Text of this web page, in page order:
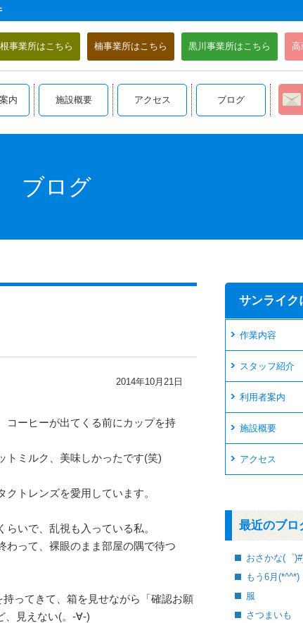
高
黒川事業所はこちら
楠事業所はこちら
事業所はこちら
内 施設概要 アクセス ブログ
ブログ
2014年10月21日
コーヒーが出てくる前にカップを持
トミルク、美味しかったです(笑)
トレンズを愛用しています。
いで、乱視も入っている私。
わって、裸眼のまま部屋の隅で待つ
ってきて、箱を見せながら「確認お願
、見えない(。-∀-)
サンライク
作業内容
スタッフ紹介
利用者案内
施設概要
アクセス
最近のブロ
おさかな(゜
もう6月(*^^*)
服
さつまいも